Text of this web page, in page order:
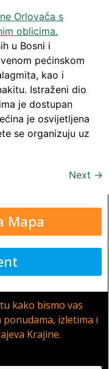
u Bosni i
pećinskom
kao i
Istraženi dio
je dostupan
je osvijetljena
se organizuju uz
Next →
Mapa
kako bismo vas
izletima i
Krajine.